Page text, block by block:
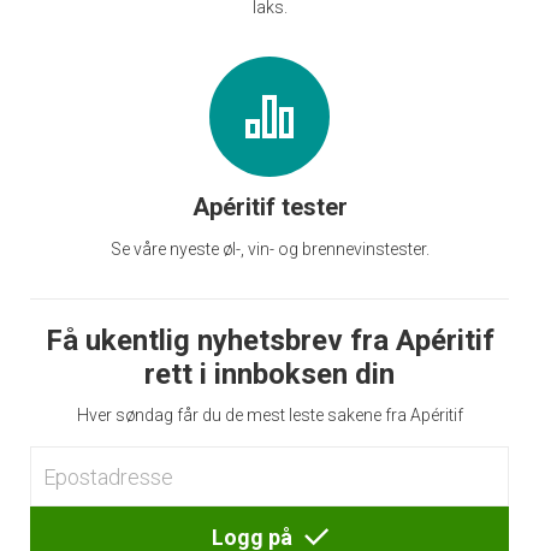
laks.
Apéritif tester
Se våre nyeste øl-, vin- og brennevinstester.
Få ukentlig nyhetsbrev fra Apéritif
rett i innboksen din
Hver søndag får du de mest leste sakene fra Apéritif
Logg på